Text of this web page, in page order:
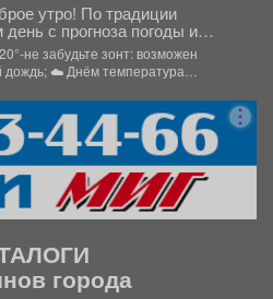
утро! По традиции
день с прогноза погоды и
мудрости
не забудьте зонт: возможен
температура
города